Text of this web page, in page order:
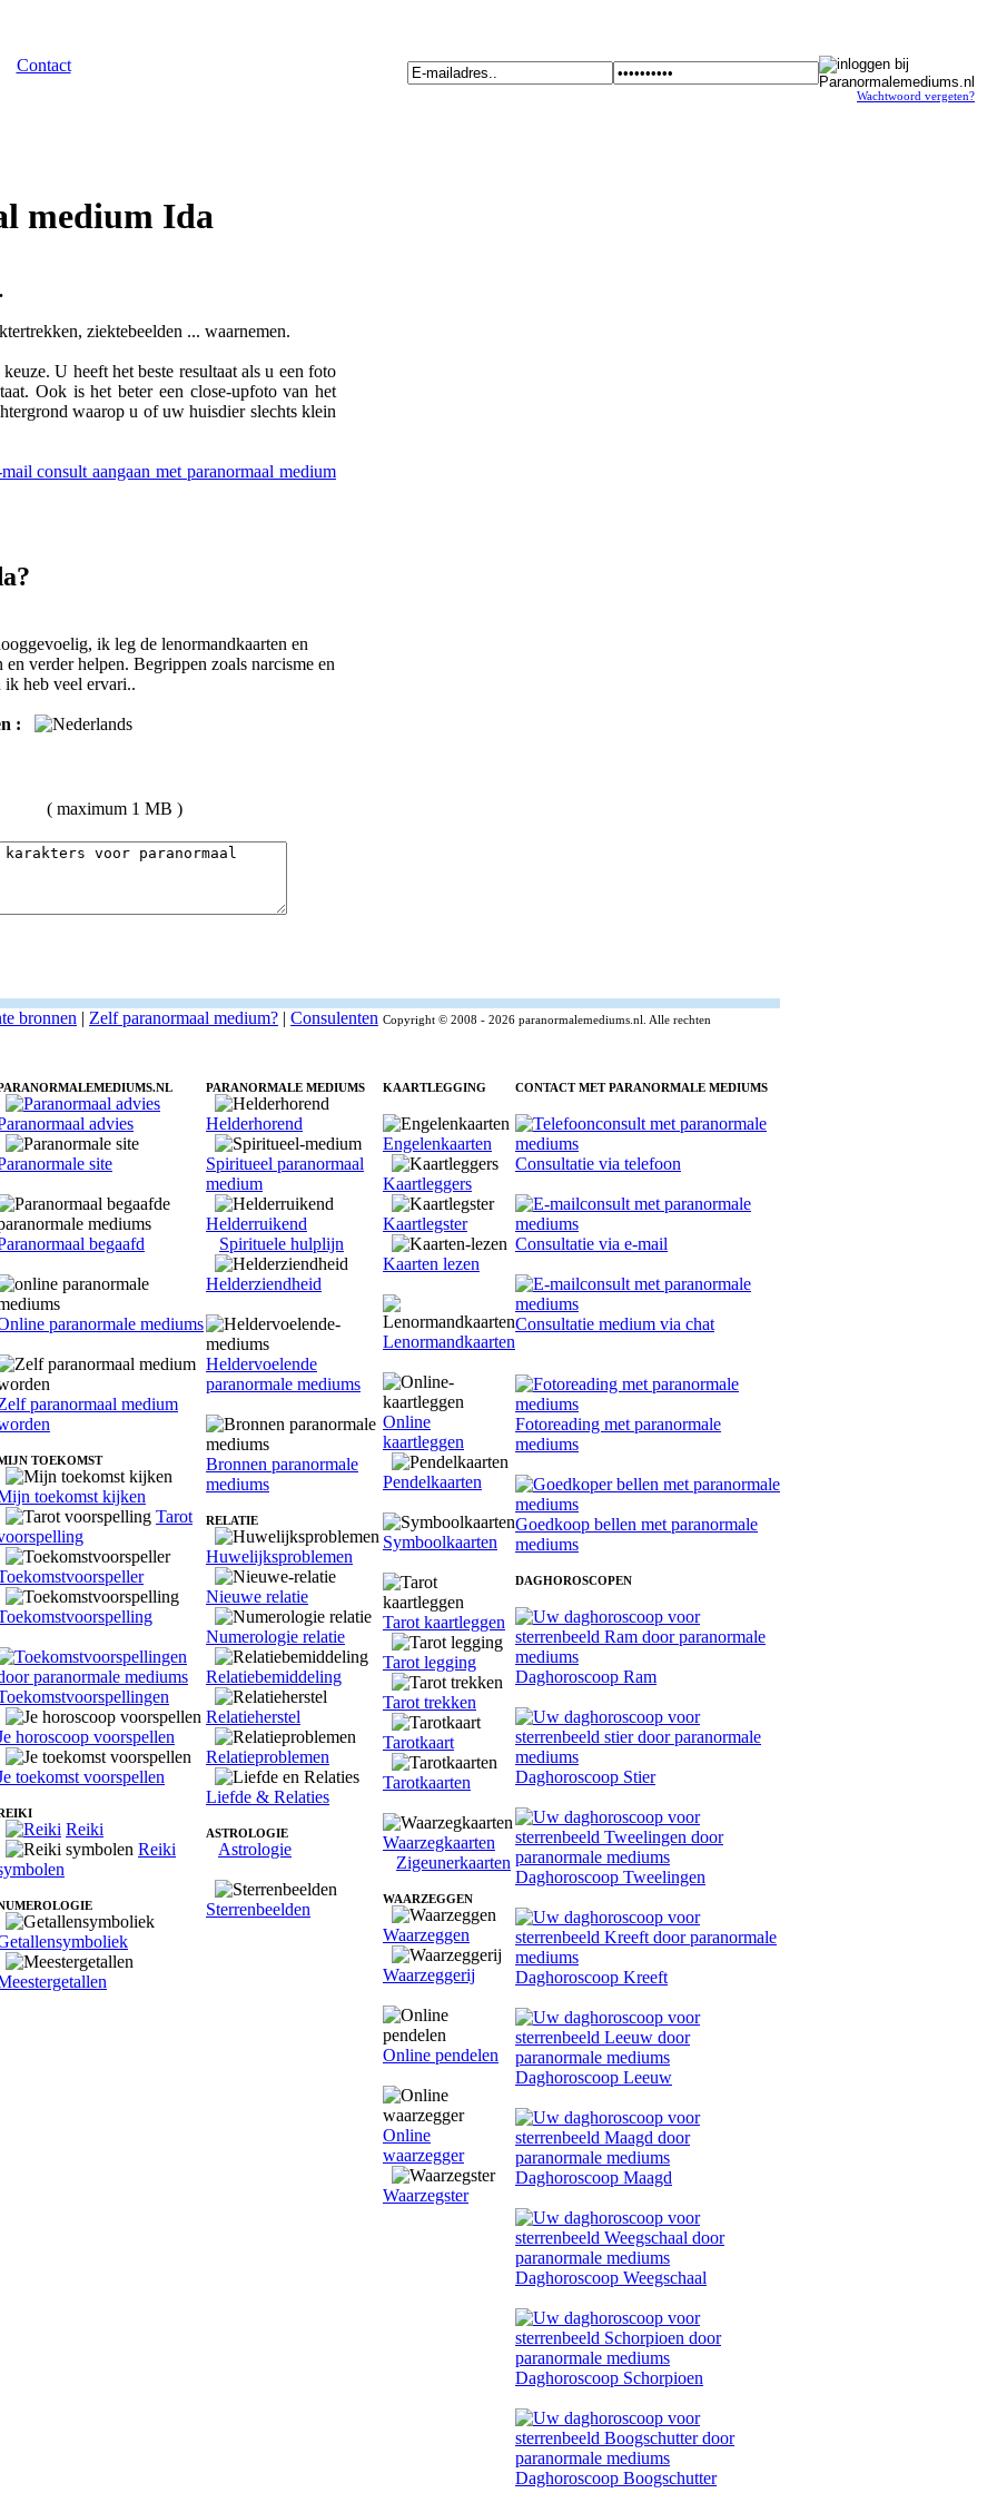
Contact
Wachtwoord vergeten?
medium Ida
ziektebeelden ... waarnemen.
U heeft het beste resultaat als u een foto
Ook is het beter een close-upfoto van het
waarop u of uw huisdier slechts klein
consult aangaan met paranormaal medium
ik leg de lenormandkaarten en
verder helpen. Begrippen zoals narcisme en
ik heb veel ervari..
:
( maximum 1 MB )
bronnen | Zelf paranormaal medium? | Consulenten Copyright © 2008 - 2026 paranormalemediums.nl. Alle rechten
advies
site
begaafd
paranormale mediums
paranormaal medium
TOEKOMST
toekomst kijken
Tarot
horoscoop voorspellen
toekomst voorspellen
Reiki
Reiki
PARANORMALE MEDIUMS
Helderhorend
Spiritueel paranormaal
medium
Helderruikend
Spirituele hulplijn
Helderziendheid
Heldervoelende
paranormale mediums
Bronnen paranormale
mediums
RELATIE
Huwelijksproblemen
Nieuwe relatie
Numerologie relatie
Relatiebemiddeling
Relatieherstel
Relatieproblemen
Liefde & Relaties
ASTROLOGIE
Astrologie
Sterrenbeelden
KAARTLEGGING
Engelenkaarten
Kaartleggers
Kaartlegster
Kaarten lezen
Lenormandkaarten
Online
kaartleggen
Pendelkaarten
Symboolkaarten
Tarot kaartleggen
Tarot legging
Tarot trekken
Tarotkaart
Tarotkaarten
Waarzegkaarten
Zigeunerkaarten
WAARZEGGEN
Waarzeggen
Waarzeggerij
Online pendelen
Online
waarzegger
Waarzegster
CONTACT MET PARANORMALE MEDIUMS
Consultatie via telefoon
Consultatie via e-mail
Consultatie medium via chat
Fotoreading met paranormale
mediums
Goedkoop bellen met paranormale
mediums
DAGHOROSCOPEN
Daghoroscoop Ram
Daghoroscoop Stier
Daghoroscoop Tweelingen
Daghoroscoop Kreeft
Daghoroscoop Leeuw
Daghoroscoop Maagd
Daghoroscoop Weegschaal
Daghoroscoop Schorpioen
Daghoroscoop Boogschutter